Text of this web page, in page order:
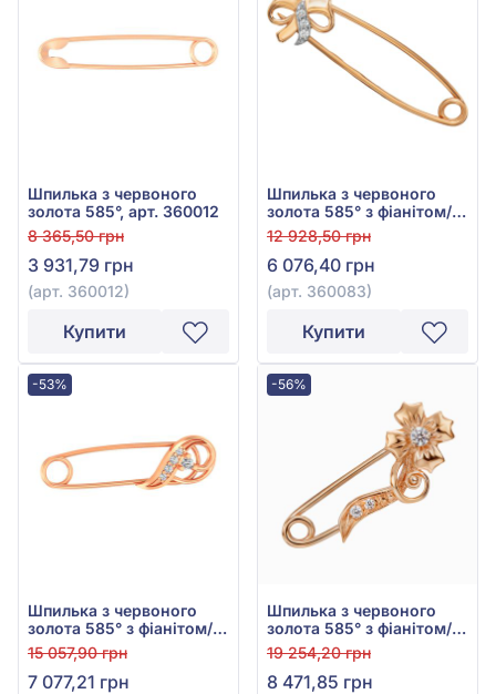
Шпилька з червоного
золота 585°, арт. 360012
8 365,50 грн
3 931,79 грн
(арт. 360012)
Купити
Шпилька з червоного
золота 585° з фіанітом/
куб.цирконієм, арт.
360083
12 928,50 грн
6 076,40 грн
(арт. 360083)
Купити
-53%
Шпилька з червоного
золота 585° з фіанітом/
куб.цирконієм, арт.
360046
15 057,90 грн
7 077,21 грн
-56%
Шпилька з червоного
золота 585° з фіанітом/
куб.цирконієм, арт.
БШ048и
19 254,20 грн
8 471,85 грн